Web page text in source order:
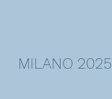
MILANO 2025